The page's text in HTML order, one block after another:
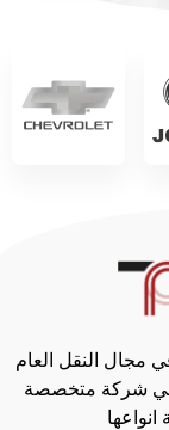
مجال النقل العام
منذ اكثر من 18 عاما وهي شركة متخصصة